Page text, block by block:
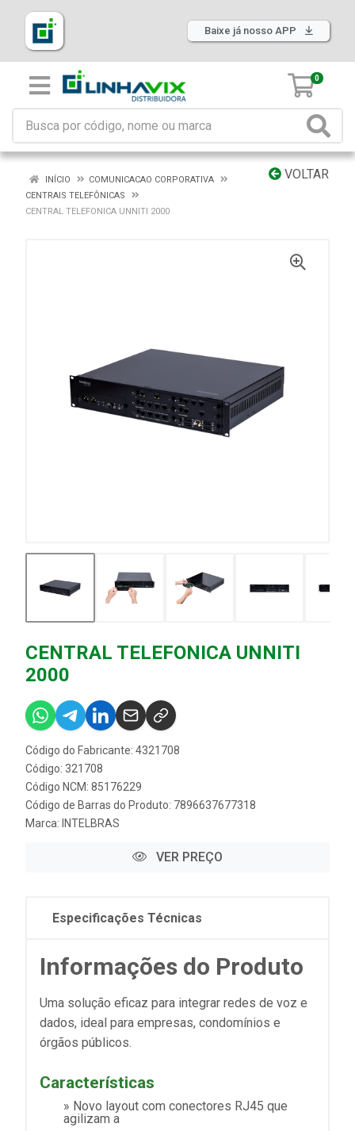
Baixe já nosso APP
0
VOLTAR
INÍCIO
COMUNICACAO CORPORATIVA
CENTRAIS TELEFÔNICAS
CENTRAL TELEFONICA UNNITI 2000
CENTRAL TELEFONICA UNNITI
2000
Código do Fabricante: 4321708
Código: 321708
Código NCM: 85176229
Código de Barras do Produto: 7896637677318
Marca: INTELBRAS
VER PREÇO
Especificações Técnicas
Informações do Produto
Uma solução eficaz para integrar redes de voz e
dados, ideal para empresas, condomínios e
órgãos públicos.
Características
» Novo layout com conectores RJ45 que
agilizam a